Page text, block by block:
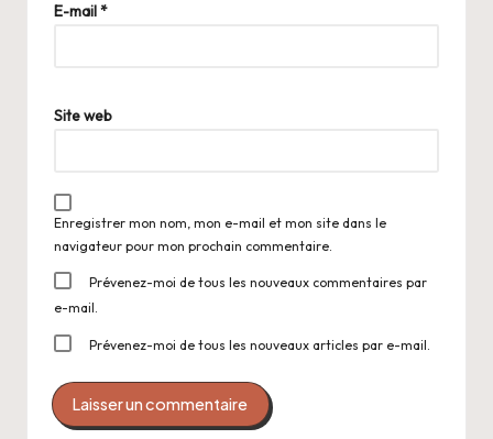
E-mail*
Site web
Enregistrer mon nom, mon e-mail et mon site dans le
navigateur pour mon prochain commentaire.
Prévenez-moi de tous les nouveaux commentaires par
e-mail.
Prévenez-moi de tous les nouveaux articles par e-mail.